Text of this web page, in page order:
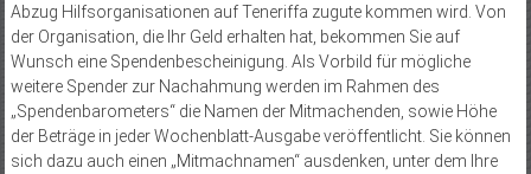
Abzug Hilfsorganisationen auf Teneriffa zugute kommen wird. Von
der Organisation, die Ihr Geld erhalten hat, bekommen Sie auf
Wunsch eine Spendenbescheinigung. Als Vorbild für mögliche
weitere Spender zur Nachahmung werden im Rahmen des
„Spendenbarometers“ die Namen der Mitmachenden, sowie Höhe
der Beträge in jeder Wochenblatt-Ausgabe veröffentlicht. Sie können
sich dazu auch einen „Mitmachnamen“ ausdenken, unter dem Ihre